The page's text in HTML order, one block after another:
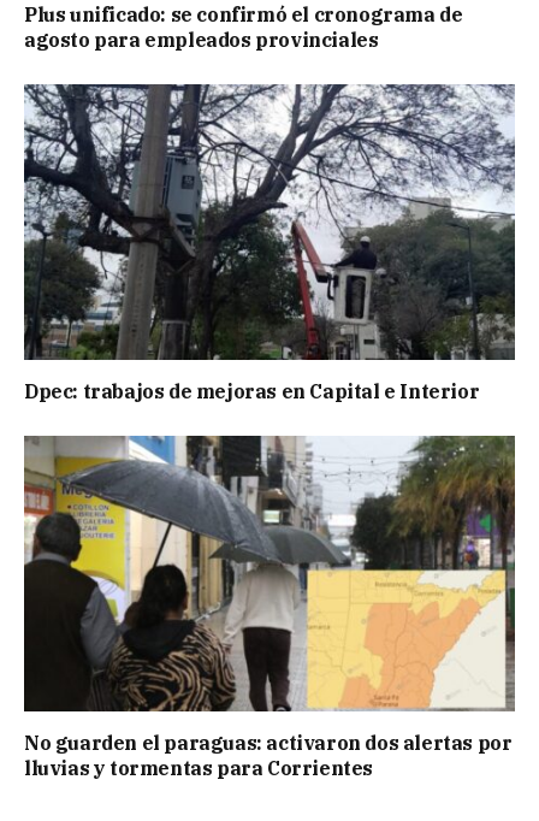
Plus unificado: se confirmó el cronograma de
agosto para empleados provinciales
Dpec: trabajos de mejoras en Capital e Interior
No guarden el paraguas: activaron dos alertas por
lluvias y tormentas para Corrientes